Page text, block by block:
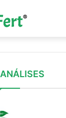
ANÁLISES